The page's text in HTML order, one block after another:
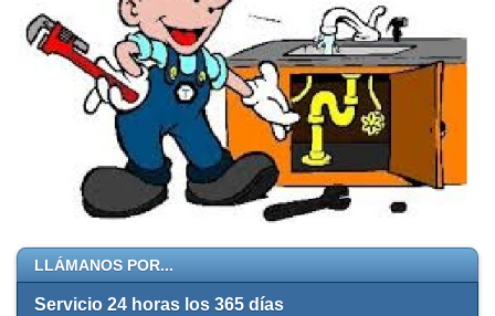
LLÁMANOS POR...
Servicio 24 horas los 365 días